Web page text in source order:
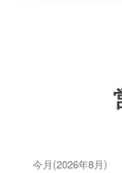
今月(2026年8月)